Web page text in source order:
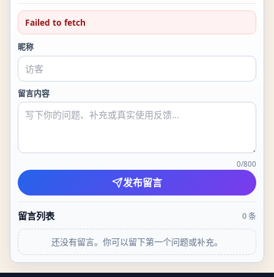
Failed to fetch
昵称
留言内容
0/800
发布留言
留言列表 0条
还没有留言。你可以留下第一个问题或补充。